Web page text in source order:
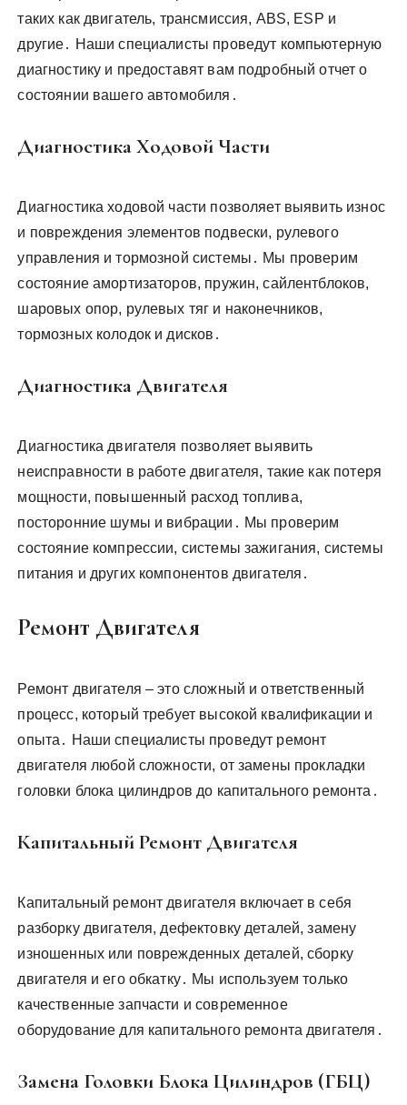
таких как двигатель, трансмиссия, ABS, ESP и
другие․ Наши специалисты проведут компьютерную
диагностику и предоставят вам подробный отчет о
состоянии вашего автомобиля․
Диагностика Ходовой Части
Диагностика ходовой части позволяет выявить износ
и повреждения элементов подвески, рулевого
управления и тормозной системы․ Мы проверим
состояние амортизаторов, пружин, сайлентблоков,
шаровых опор, рулевых тяг и наконечников,
тормозных колодок и дисков․
Диагностика Двигателя
Диагностика двигателя позволяет выявить
неисправности в работе двигателя, такие как потеря
мощности, повышенный расход топлива,
посторонние шумы и вибрации․ Мы проверим
состояние компрессии, системы зажигания, системы
питания и других компонентов двигателя․
Ремонт Двигателя
Ремонт двигателя – это сложный и ответственный
процесс, который требует высокой квалификации и
опыта․ Наши специалисты проведут ремонт
двигателя любой сложности, от замены прокладки
головки блока цилиндров до капитального ремонта․
Капитальный Ремонт Двигателя
Капитальный ремонт двигателя включает в себя
разборку двигателя, дефектовку деталей, замену
изношенных или поврежденных деталей, сборку
двигателя и его обкатку․ Мы используем только
качественные запчасти и современное
оборудование для капитального ремонта двигателя․
Замена Головки Блока Цилиндров (ГБЦ)